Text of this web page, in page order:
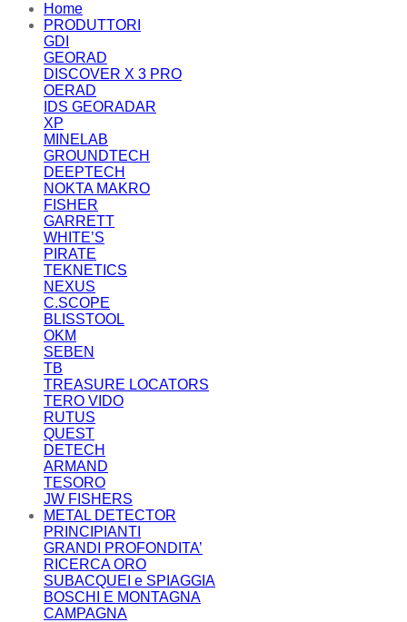
Home
PRODUTTORI
GDI
GEORAD
DISCOVER X 3 PRO
OERAD
IDS GEORADAR
XP
MINELAB
GROUNDTECH
DEEPTECH
NOKTA MAKRO
FISHER
GARRETT
WHITE’S
PIRATE
TEKNETICS
NEXUS
C.SCOPE
BLISSTOOL
OKM
SEBEN
TB
TREASURE LOCATORS
TERO VIDO
RUTUS
QUEST
DETECH
ARMAND
TESORO
JW FISHERS
METAL DETECTOR
PRINCIPIANTI
GRANDI PROFONDITA’
RICERCA ORO
SUBACQUEI e SPIAGGIA
BOSCHI E MONTAGNA
CAMPAGNA